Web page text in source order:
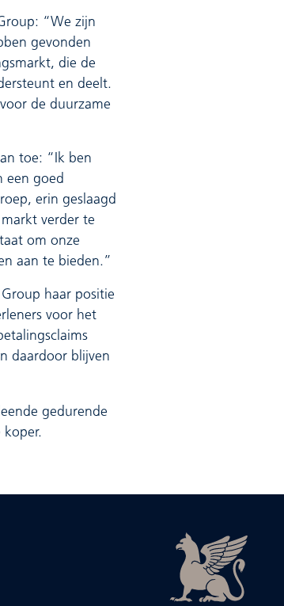
“We zijn
gevonden
die de
en deelt.
de duurzame
toe: “Ik ben
een goed
erin geslaagd
verder te
om onze
aan te bieden.”
haar positie
voor het
daardoor blijven
gedurende
koper.